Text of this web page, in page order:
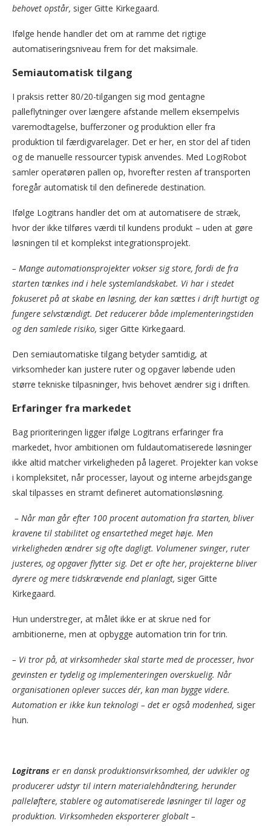
behovet opstår, siger Gitte Kirkegaard.
Ifølge hende handler det om at ramme det rigtige
automatiseringsniveau frem for det maksimale.
Semiautomatisk tilgang
I praksis retter 80/20-tilgangen sig mod gentagne
palleflytninger over længere afstande mellem eksempelvis
varemodtagelse, bufferzoner og produktion eller fra
produktion til færdigvarelager. Det er her, en stor del af tiden
og de manuelle ressourcer typisk anvendes. Med LogiRobot
samler operatøren pallen op, hvorefter resten af transporten
foregår automatisk til den definerede destination.
Ifølge Logitrans handler det om at automatisere de stræk,
hvor der ikke tilføres værdi til kundens produkt – uden at gøre
løsningen til et komplekst integrationsprojekt.
– Mange automationsprojekter vokser sig store, fordi de fra
starten tænkes ind i hele systemlandskabet. Vi har i stedet
fokuseret på at skabe en løsning, der kan sættes i drift hurtigt og
fungere selvstændigt. Det reducerer både implementeringstiden
og den samlede risiko, siger Gitte Kirkegaard.
Den semiautomatiske tilgang betyder samtidig, at
virksomheder kan justere ruter og opgaver løbende uden
større tekniske tilpasninger, hvis behovet ændrer sig i driften.
Erfaringer fra markedet
Bag prioriteringen ligger ifølge Logitrans erfaringer fra
markedet, hvor ambitionen om fuldautomatiserede løsninger
ikke altid matcher virkeligheden på lageret. Projekter kan vokse
i kompleksitet, når processer, layout og interne arbejdsgange
skal tilpasses en stramt defineret automationsløsning.
– Når man går efter 100 procent automation fra starten, bliver
kravene til stabilitet og ensartethed meget høje. Men
virkeligheden ændrer sig ofte dagligt. Volumener svinger, ruter
justeres, og opgaver flytter sig. Det er ofte her, projekterne bliver
dyrere og mere tidskrævende end planlagt, siger Gitte
Kirkegaard.
Hun understreger, at målet ikke er at skrue ned for
ambitionerne, men at opbygge automation trin for trin.
– Vi tror på, at virksomheder skal starte med de processer, hvor
gevinsten er tydelig og implementeringen overskuelig. Når
organisationen oplever succes dér, kan man bygge videre.
Automation er ikke kun teknologi – det er også modenhed, siger
hun.
Logitrans er en dansk produktionsvirksomhed, der udvikler og
producerer udstyr til intern materialehåndtering, herunder
palleløftere, stablere og automatiserede løsninger til lager og
produktion. Virksomheden eksporterer globalt –